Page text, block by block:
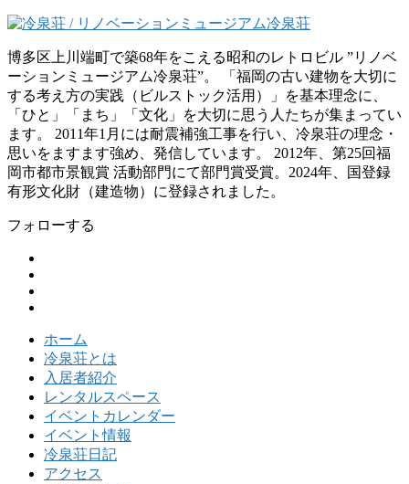
博多区上川端町で築68年をこえる昭和のレトロビル ”リノベ
ーションミュージアム冷泉荘”。 「福岡の古い建物を大切に
する考え方の実践（ビルストック活用）」を基本理念に、
「ひと」「まち」「文化」を大切に思う人たちが集まってい
ます。 2011年1月には耐震補強工事を行い、冷泉荘の理念・
思いをますます強め、発信しています。 2012年、第25回福
岡市都市景観賞 活動部門にて部門賞受賞。2024年、国登録
有形文化財（建造物）に登録されました。
フォローする
ホーム
冷泉荘とは
入居者紹介
レンタルスペース
イベントカレンダー
イベント情報
冷泉荘日記
アクセス